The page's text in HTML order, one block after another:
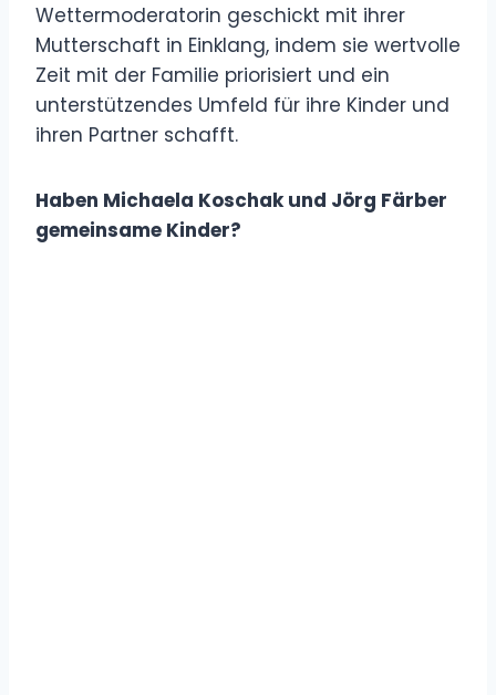
Wettermoderatorin geschickt mit ihrer
Mutterschaft in Einklang, indem sie wertvolle
Zeit mit der Familie priorisiert und ein
unterstützendes Umfeld für ihre Kinder und
ihren Partner schafft.
Haben Michaela Koschak und Jörg Färber
gemeinsame Kinder?